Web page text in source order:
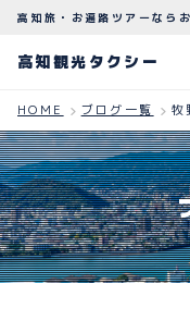
高知観光タクシー
ABOUT
観光タクシーに
PLAN
観光プラン
高知旅・お遍路ツアーなら
高知観光タクシー
HOME ブログ一覧 牧